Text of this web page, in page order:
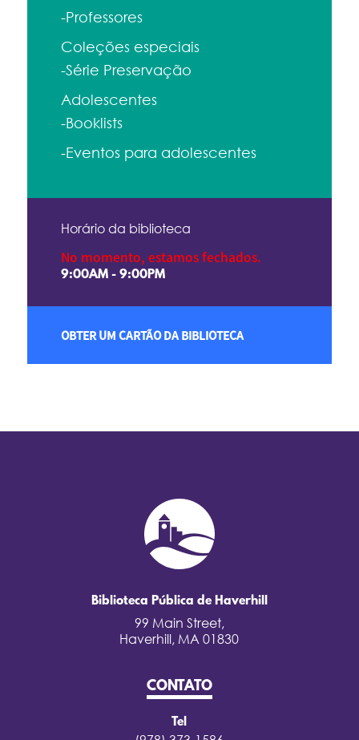
-Professores
Coleções especiais
-Série Preservação
Adolescentes
-Booklists
-Eventos para adolescentes
Horário da biblioteca
No momento, estamos fechados.
9:00AM - 9:00PM
OBTER UM CARTÃO DA BIBLIOTECA
Biblioteca Pública de Haverhill
99 Main Street,
Haverhill, MA 01830
CONTATO
Tel